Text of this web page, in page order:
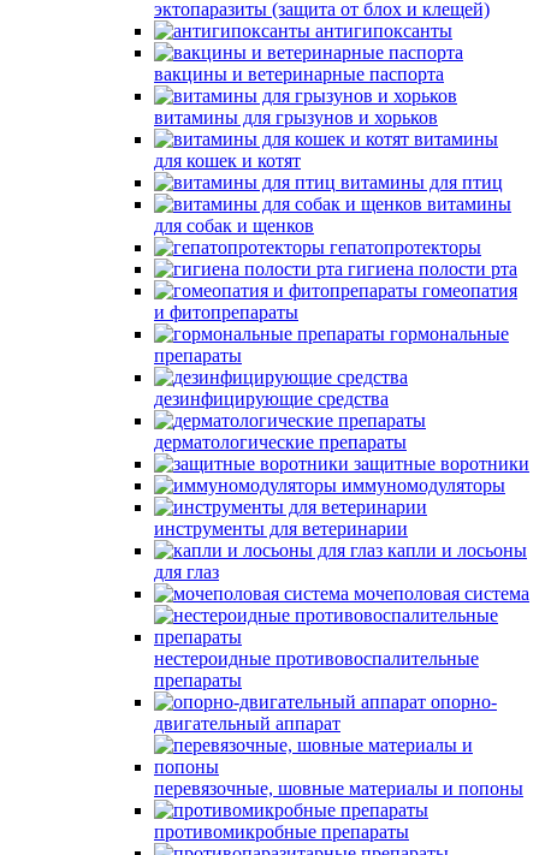
эктопаразиты (защита от блох и клещей)
антигипоксанты
вакцины и ветеринарные паспорта
витамины для грызунов и хорьков
витамины
для кошек и котят
витамины для птиц
витамины
для собак и щенков
гепатопротекторы
гигиена полости рта
гомеопатия
и фитопрепараты
гормональные
препараты
дезинфицирующие средства
дерматологические препараты
защитные воротники
иммуномодуляторы
инструменты для ветеринарии
капли и лосьоны
для глаз
мочеполовая система
нестероидные противовоспалительные
препараты
опорно-
двигательный аппарат
перевязочные, шовные материалы и попоны
противомикробные препараты